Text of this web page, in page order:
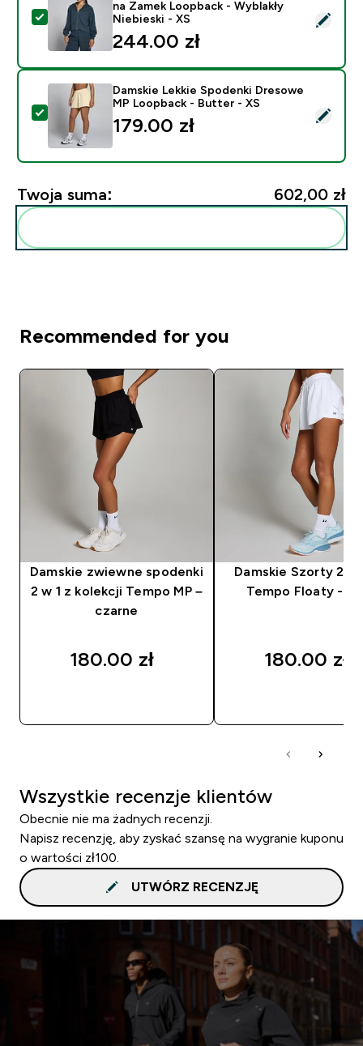
Wybierz ten produkt - MP Damska Lekka Bluza z
na Zamek Loopback - Wyblakły
Niebieski - XS
244.00 zł‎
Wybierz ten produkt - Damskie Lekkie Spodenki
Damskie Lekkie Spodenki Dresowe
MP Loopback - Butter - XS
179.00 zł‎
Twoja suma: 602,00 zł‎
Recommended for you
Damskie zwiewne spodenki
2 w 1 z kolekcji Tempo MP –
czarne
180.00 zł‎
Damskie Szorty 2 w
Tempo Floaty -
180.00 zł‎
Wszystkie recenzje klientów
Obecnie nie ma żadnych recenzji.
Napisz recenzję, aby zyskać szansę na wygranie kuponu
o wartości zł100.
UTWÓRZ RECENZJĘ